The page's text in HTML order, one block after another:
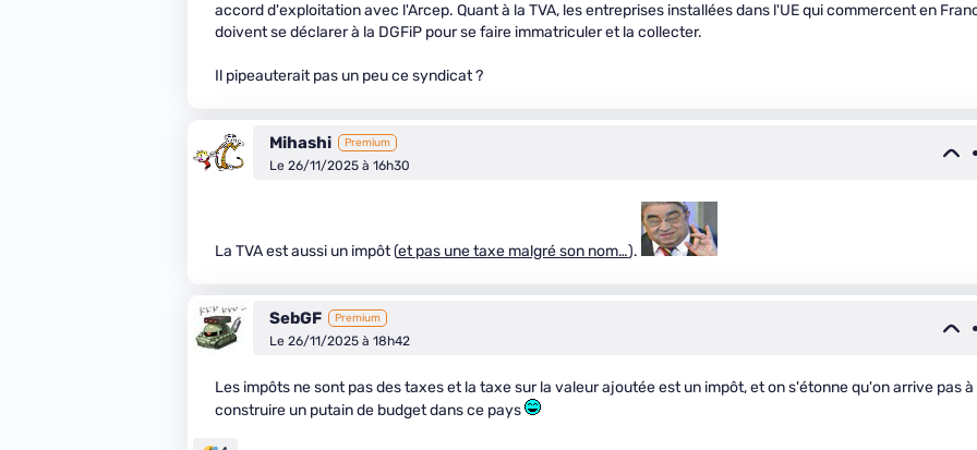
accord d'exploitation avec l'Arcep. Quant à la TVA, les entreprises installées dans l'UE qui commercent en
doivent se déclarer à la DGFiP pour se faire immatriculer et la collecter.
Il pipeauterait pas un peu ce syndicat ?
Mihashi Premium
Le 26/11/2025 à 16h30
La TVA est aussi un impôt (et pas une taxe malgré son nom…).
SebGF Premium
Le 26/11/2025 à 18h42
Les impôts ne sont pas des taxes et la taxe sur la valeur ajoutée est un impôt, et on s'étonne qu'on arrive pas à
construire un putain de budget dans ce pays